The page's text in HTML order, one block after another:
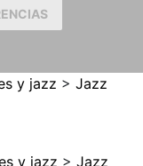
y jazz > Jazz
y jazz > Jazz